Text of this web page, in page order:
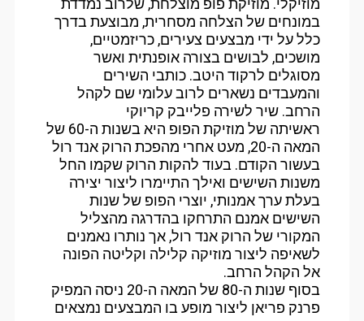
במונחים של הצלחה מסחרית, מבוצעת בדרך
כלל על ידי מבצעים צעירים, כריזמטיים,
מושכים, לבושים בצורה אופנתית ואשר
מסוגלים לרקוד היטב. כותבי השירים
והמעבדים נשארים לרוב עלומי שם לקהל
הרחב. שיר לשירה פלייבק קריוקי
ראשיתה של מוזיקת הפופ היא בשנות ה-60 של
המאה ה-20, מעט אחרי מהפכת הרוק אנד רול
בעשור הקודם. בעוד להקות הרוק שקמו החל
משנות השישים ואילך התיימרו ליצור יצירה
בעלת ערך אמנותי, יוצרי הפופ של שנות
השישים אמנם התרחקו בהדרגה מהצליל
המקורי של הרוק אנד רול, אך נותרו נאמנים
לשאיפה ליצור מוזיקה קלילה וקליטה הפונה
אל הקהל הרחב.
בסוף שנות ה-80 של המאה ה-20 ניסה המפיק
פרנק פריאן ליצור מופע בו המבצעים נמצאים